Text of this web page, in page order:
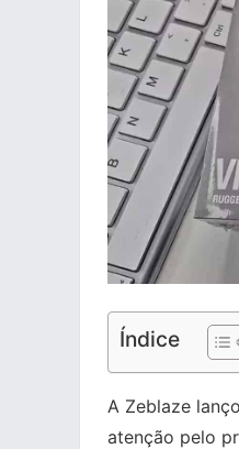
Índice
A Zeblaze
atenção pelo